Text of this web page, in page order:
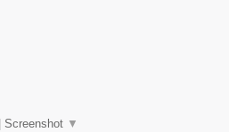
Screenshot ▼